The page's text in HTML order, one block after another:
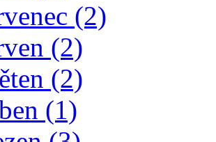
(2)
(2)
(2)
(1)